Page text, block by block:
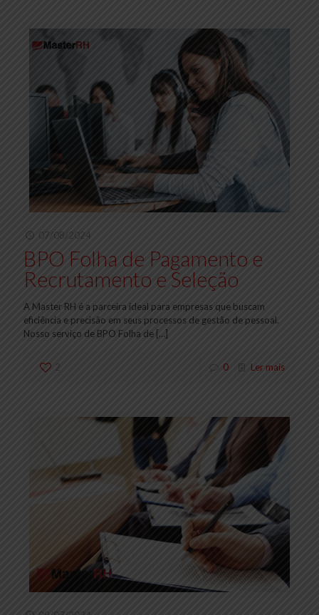
07/08/2024
BPO Folha de Pagamento e
Recrutamento e Seleção
A Master RH é a parceira ideal para empresas que buscam
eficiência e precisão em seus processos de gestão de pessoal.
Nosso serviço de BPO Folha de […]
2 0 Ler mais